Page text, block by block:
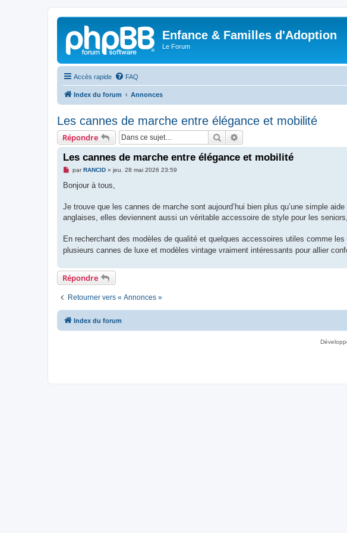
Enfance & Familles d'Adoption
Le Forum
Accès rapide FAQ
Index du forum Annonces
Les cannes de marche entre élégance et mobilité
Répondre Rechercher
Les cannes de marche entre élégance et mobilité
M
s
g
n
l
u
parRANCID» jeu. 28 mai 2026 23:59
Bonjour à tous,
Je trouve que les cannes de marche sont aujourd’hui bien plus qu’une simple
anglaises, elles deviennent aussi un véritable accessoire de style pour les
En recherchant des modèles de qualité et quelques accessoires utiles comme
plusieurs cannes de luxe et modèles vintage vraiment intéressants pour allier
Répondre
Retourner vers « Annonces »
Index du forum